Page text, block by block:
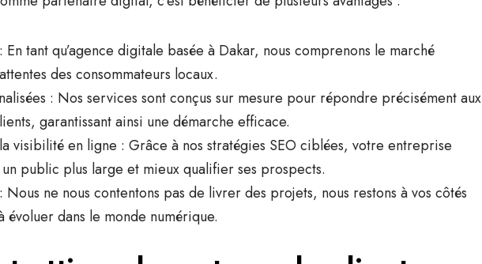
: En tant qu’agence digitale basée à Dakar, nous comprenons le marché
des consommateurs locaux.
: Nos services sont conçus sur mesure pour répondre précisément aux
garantissant ainsi une démarche efficace.
visibilité en ligne : Grâce à nos stratégies SEO ciblées, votre entreprise
public plus large et mieux qualifier ses prospects.
: Nous ne nous contentons pas de livrer des projets, nous restons à vos côtés
évoluer dans le monde numérique.